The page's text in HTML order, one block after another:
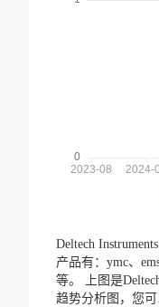
Deltech
产品有：ymc、
等。
上图是
趋势分析图，您